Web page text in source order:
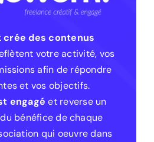
des contenus
votre activité, vos
afin de répondre
et vos objectifs.
engagé et reverse un
bénéfice de chaque
qui oeuvre dans